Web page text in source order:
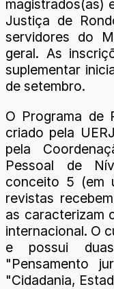
magistrados(as)
Justiça de
servidores do
geral. As
suplementar
de setembro.
O Programa de
criado pela
pela
Pessoal de
conceito 5 (em
revistas
as caracterizam
internacional. O
e possui
"Pensamento
"Cidadania,